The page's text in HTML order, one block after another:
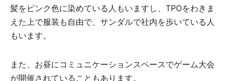
髪をピンク色に染めている人もいますし、TPOをわきま
えた上で服装も自由で、サンダルで社内を歩いている人
もいます。
また、お昼にコミュニケーションスペースでゲーム大会
が開催されていることもあります。